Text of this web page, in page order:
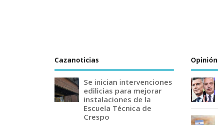
Cazanoticias
Se inician intervenciones
edilicias para mejorar
instalaciones de la
Escuela Técnica de
Crespo
Opinión